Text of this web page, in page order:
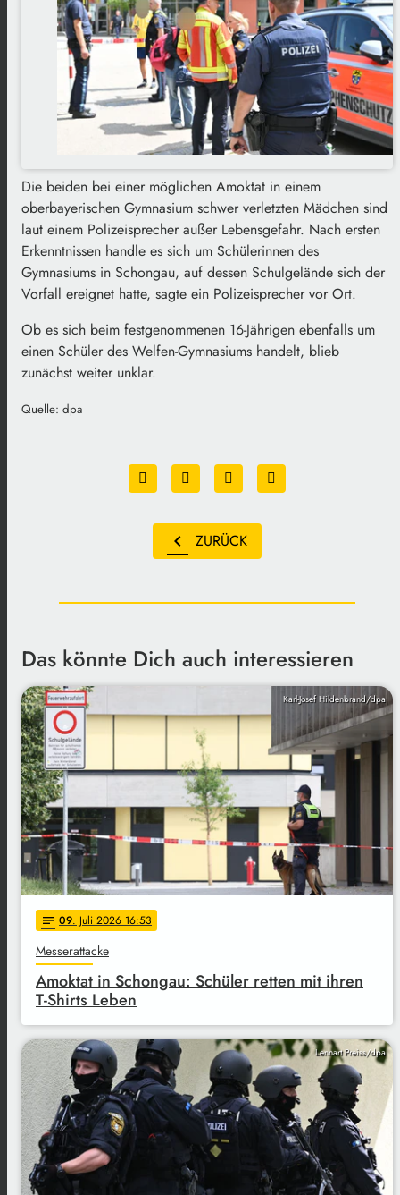
Die beiden bei einer möglichen Amoktat in einem
oberbayerischen Gymnasium schwer verletzten Mädchen sind
laut einem Polizeisprecher außer Lebensgefahr. Nach ersten
Erkenntnissen handle es sich um Schülerinnen des
Gymnasiums in Schongau, auf dessen Schulgelände sich der
Vorfall ereignet hatte, sagte ein Polizeisprecher vor Ort.
Ob es sich beim festgenommenen 16-Jährigen ebenfalls um
einen Schüler des Welfen-Gymnasiums handelt, blieb
zunächst weiter unklar.
Quelle: dpa
chevron_left ZURÜCK
Das könnte Dich auch interessieren
Karl-Josef Hildenbrand/dpa
notes 09. Juli 2026 16:53
Messerattacke
Amoktat in Schongau: Schüler retten mit ihren
T-Shirts Leben
Lennart Preiss/dpa